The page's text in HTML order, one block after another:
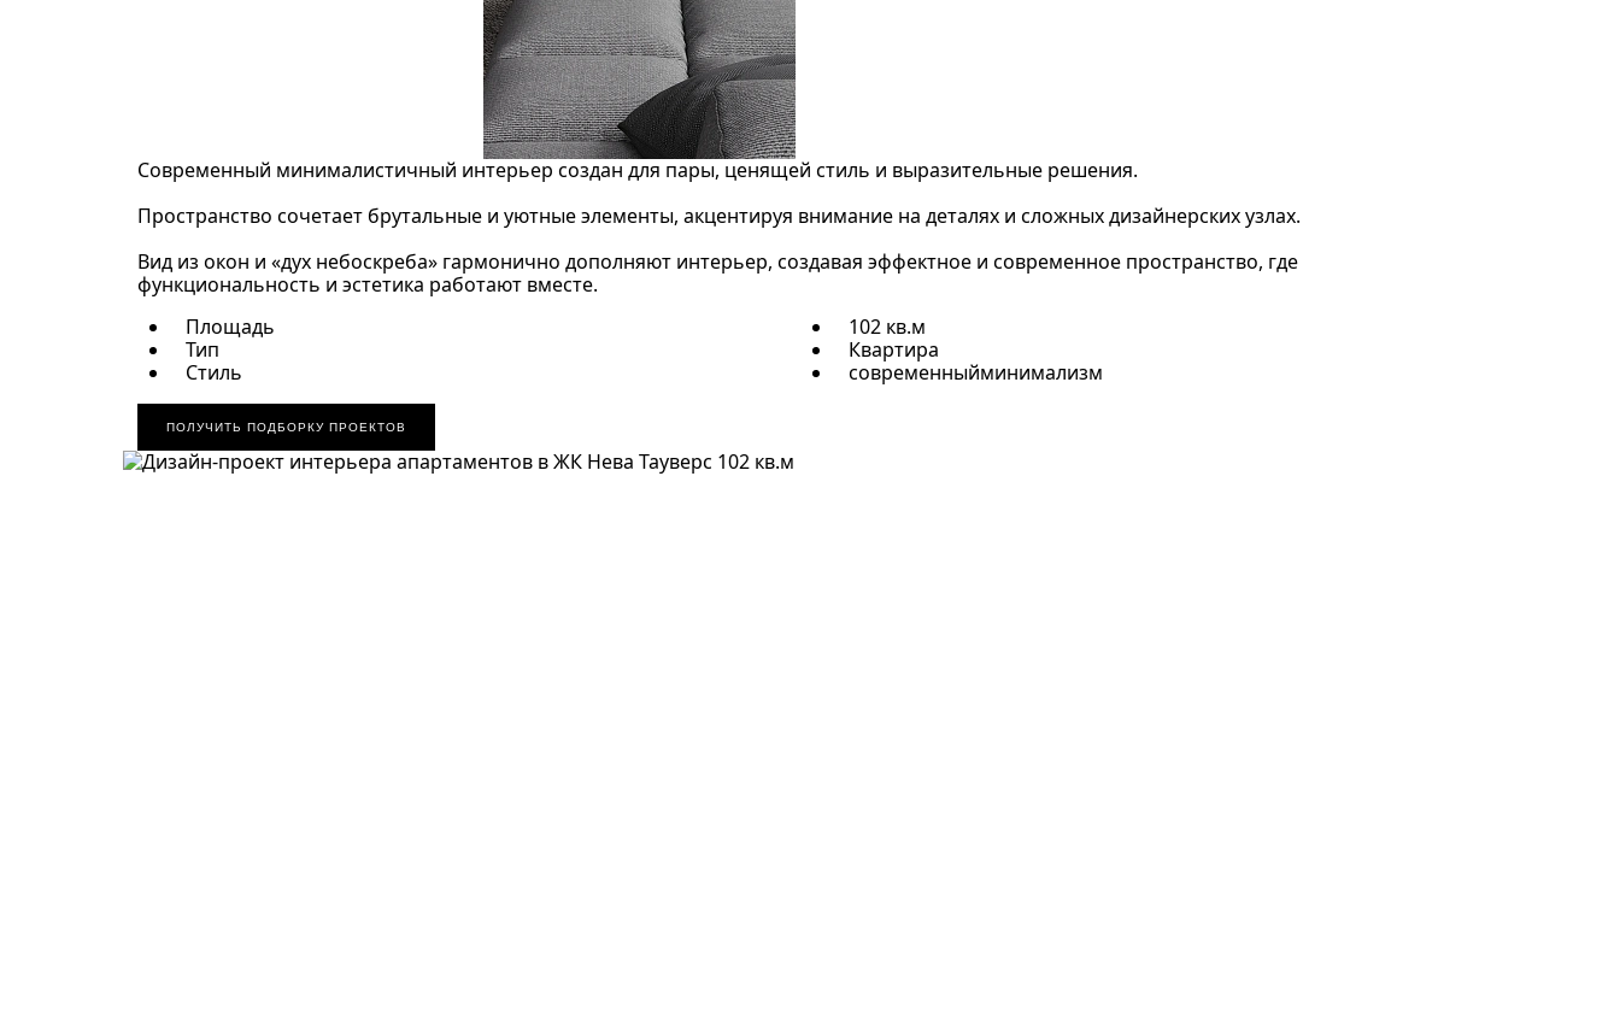
Современный минималистичный интерьер создан для пары, ценящей стиль и выразительные решения.
Пространство сочетает брутальные и уютные элементы, акцентируя внимание на деталях и сложных дизайнерских узлах.
Вид из окон и «дух небоскреба» гармонично дополняют интерьер, создавая эффектное и современное пространство, где
функциональность и эстетика работают вместе.
Площадь
102 кв.м
Тип
Квартира
Стиль
современныйминимализм
ПОЛУЧИТЬ ПОДБОРКУ ПРОЕКТОВ